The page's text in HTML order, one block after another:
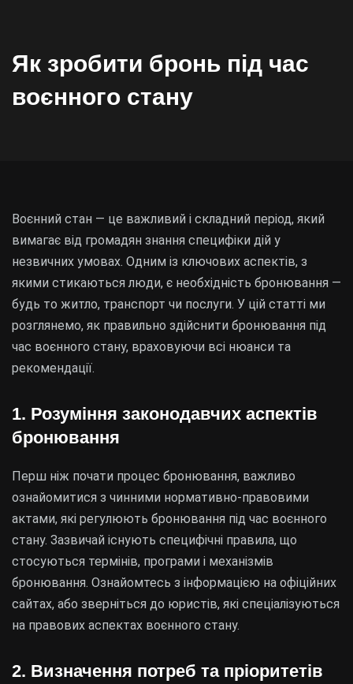
Як зробити бронь під час
воєнного стану
Воєнний стан — це важливий і складний період, який
вимагає від громадян знання специфіки дій у
незвичних умовах. Одним із ключових аспектів, з
якими стикаються люди, є необхідність бронювання —
будь то житло, транспорт чи послуги. У цій статті ми
розглянемо, як правильно здійснити бронювання під
час воєнного стану, враховуючи всі нюанси та
рекомендації.
1. Розуміння законодавчих аспектів
бронювання
Перш ніж почати процес бронювання, важливо
ознайомитися з чинними нормативно-правовими
актами, які регулюють бронювання під час воєнного
стану. Зазвичай існують специфічні правила, що
стосуються термінів, програми і механізмів
бронювання. Ознайомтесь з інформацією на офіційних
сайтах, або зверніться до юристів, які спеціалізуються
на правових аспектах воєнного стану.
2. Визначення потреб та пріоритетів